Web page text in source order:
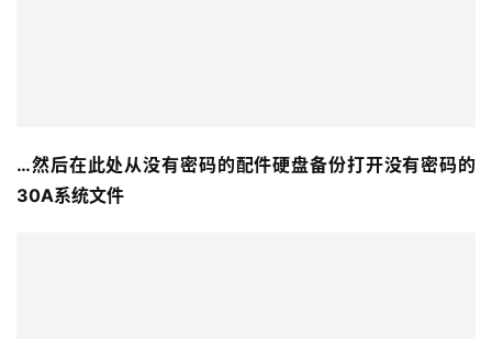
…然后在此处从没有密码的配件硬盘备份打开没有密码的
30A系统文件